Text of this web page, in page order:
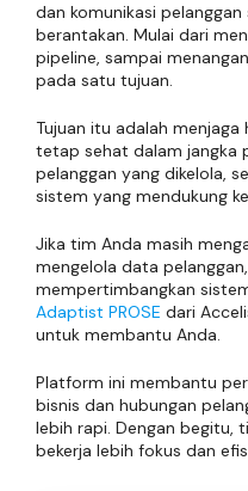
dan komunikasi
berantakan. Mulai dari
pipeline, sampai
pada satu tujuan.
Tujuan itu adalah menjaga
tetap sehat dalam jangka
pelanggan yang dikelola,
sistem yang mendukung
Jika tim Anda masih
mengelola data
mempertimbangkan
Adaptist PROSE dari
untuk membantu Anda.
Platform ini membantu
bisnis dan hubungan
lebih rapi. Dengan begitu,
bekerja lebih fokus dan